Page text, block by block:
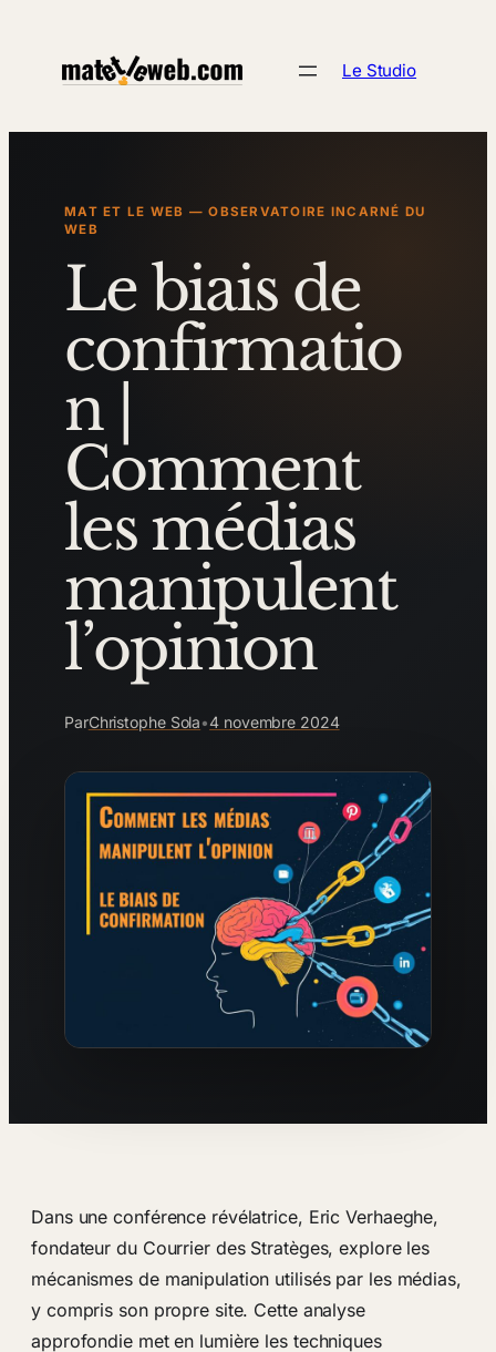
contenu
Le Studio
MAT ET LE WEB — OBSERVATOIRE INCARNÉ DU
WEB
Le biais de
confirmatio
n |
Comment
les médias
manipulent
l’opinion
ParChristophe Sola•4 novembre 2024
Dans une conférence révélatrice, Eric Verhaeghe,
fondateur du Courrier des Stratèges, explore les
mécanismes de manipulation utilisés par les médias,
y compris son propre site. Cette analyse
approfondie met en lumière les techniques